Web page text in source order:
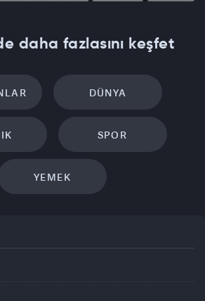
daha fazlasını keşfet
DÜNYA
SPOR
YEMEK